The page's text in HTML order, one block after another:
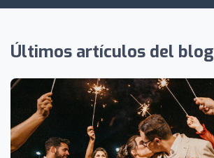
Últimos artículos del blog